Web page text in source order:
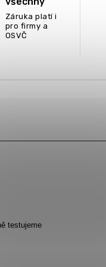
Záruka platí i
pro firmy a
OSVČ
testujeme